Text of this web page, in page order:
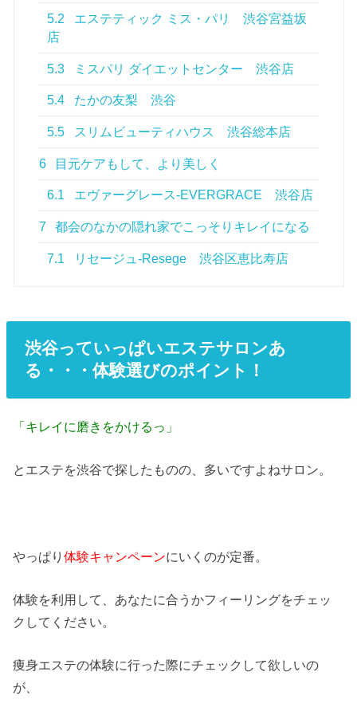
5.2
エステティック ミス・パリ 渋谷宮益坂
店
5.3 ミスパリ ダイエットセンター 渋谷店
5.4 たかの友梨 渋谷
5.5 スリムビューティハウス 渋谷総本店
6 目元ケアもして、より美しく
6.1 エヴァーグレース-EVERGRACE 渋谷店
7 都会のなかの隠れ家でこっそりキレイになる
7.1 リセージュ-Resege 渋谷区恵比寿店
渋谷っていっぱいエステサロンあ
る・・・体験選びのポイント！
「キレイに磨きをかけるっ」
とエステを渋谷で探したものの、多いですよねサロン。
やっぱり体験キャンペーンにいくのが定番。
体験を利用して、あなたに合うかフィーリングをチェッ
クしてください。
痩身エステの体験に行った際にチェックして欲しいの
が、